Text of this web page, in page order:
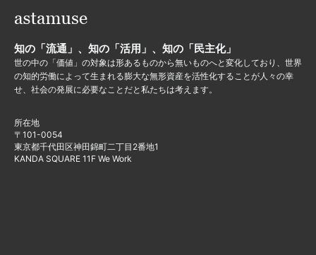
知の「流通」、知の「活用」、知の「民主化」
世の中の「価値」の対象は形あるものから無いものへと変化しており、世界
の知的労働によって生まれる膨大な無形資産を活性化することが人々の幸
せ、社会の発展に必要なことだと私たちは考えます。
所在地
〒101-0054
東京都千代田区神田錦町二丁目2番地1
KANDA SQUARE 11F We Work